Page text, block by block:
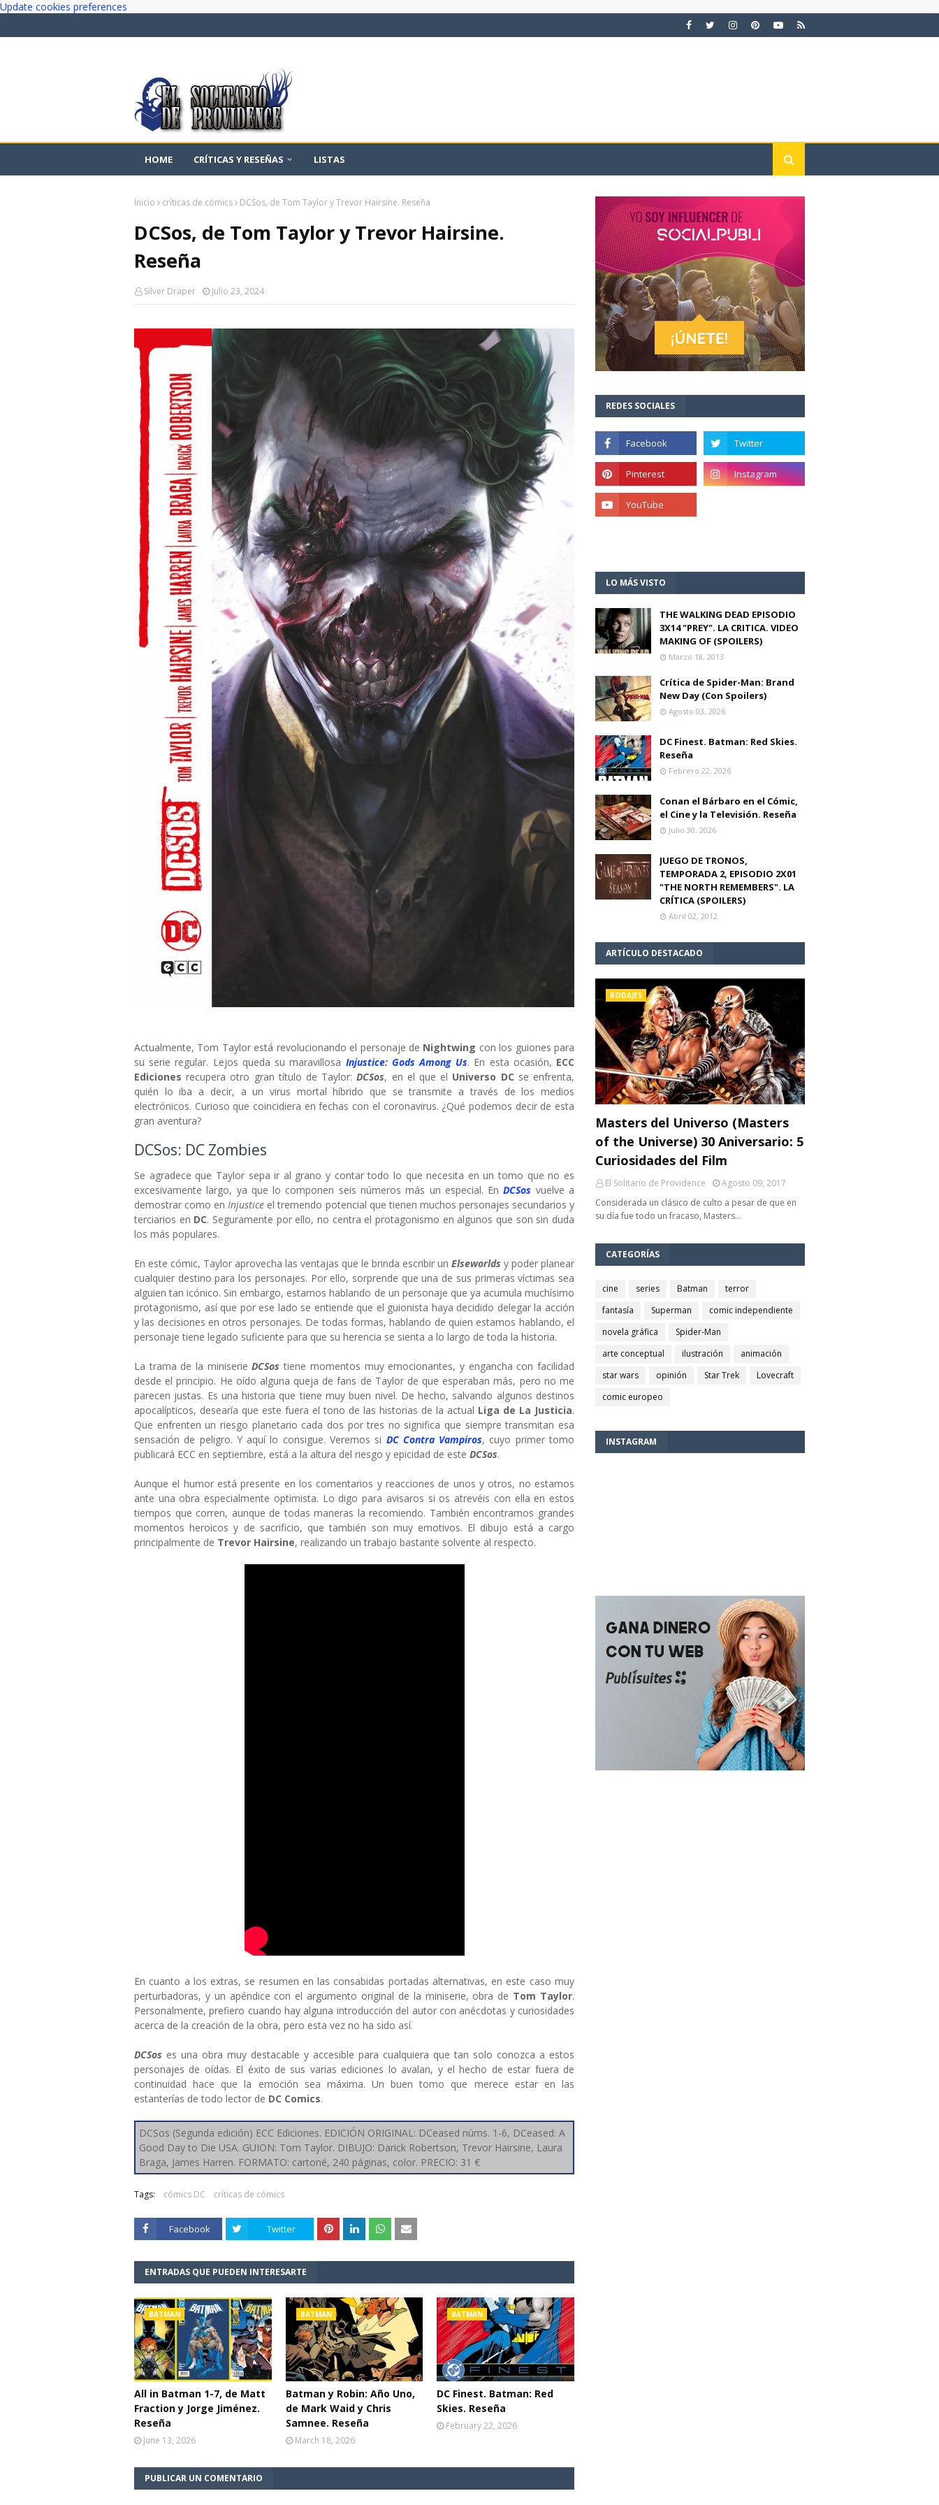
Update cookies preferences
HOME CRÍTICAS Y RESEÑAS LISTAS
Inicio críticas de cómics DCSos, de Tom Taylor y Trevor Hairsine. Reseña
DCSos, de Tom Taylor y Trevor Hairsine.
Reseña
Silver Draper Julio 23, 2024
Actualmente, Tom Taylor está revolucionando el personaje de Nightwing con los guiones para
su serie regular. Lejos queda su maravillosa Injustice: Gods Among Us. En esta ocasión, ECC
Ediciones recupera otro gran título de Taylor:DCSos, en el que el Universo DC se enfrenta,
quién lo iba a decir, a un virus mortal híbrido que se transmite a través de los medios
electrónicos. Curioso que coincidiera en fechas con el coronavirus. ¿Qué podemos decir de esta
gran aventura?
DCSos: DC Zombies
Se agradece que Taylor sepa ir al grano y contar todo lo que necesita en un tomo que no es
excesivamente largo, ya que lo componen seis números más un especial. EnDCSos vuelve a
demostrar como en Injustice el tremendo potencial que tienen muchos personajes secundarios y
terciarios en DC. Seguramente por ello, no centra el protagonismo en algunos que son sin duda
los más populares.
En este cómic, Taylor aprovecha las ventajas que le brinda escribir un Elseworlds y poder planear
cualquier destino para los personajes. Por ello, sorprende que una de sus primeras víctimas sea
alguien tan icónico. Sin embargo, estamos hablando de un personaje que ya acumula muchísimo
protagonismo, así que por ese lado se entiende que el guionista haya decidido delegar la acción
y las decisiones en otros personajes. De todas formas, hablando de quien estamos hablando, el
personaje tiene legado suficiente para que su herencia se sienta a lo largo de toda la historia.
La trama de la miniserieDCSostiene momentos muy emocionantes, y engancha con facilidad
desde el principio. He oído alguna queja de fans de Taylor de que esperaban más, pero no me
parecen justas. Es una historia que tiene muy buen nivel. De hecho, salvando algunos destinos
apocalípticos, desearía que este fuera el tono de las historias de la actual Liga de La Justicia.
Que enfrenten un riesgo planetario cada dos por tres no significa que siempre transmitan esa
sensación de peligro. Y aquí lo consigue. Veremos si DC Contra Vampiros, cuyo primer tomo
publicará ECC en septiembre, está a la altura del riesgo y epicidad de este DCSos.
Aunque el humor está presente en los comentarios y reacciones de unos y otros, no estamos
ante una obra especialmente optimista. Lo digo para avisaros si os atrevéis con ella en estos
tiempos que corren, aunque de todas maneras la recomiendo. También encontramos grandes
momentos heroicos y de sacrificio, que también son muy emotivos. El dibujo está a cargo
principalmente de Trevor Hairsine, realizando un trabajo bastante solvente al respecto.
En cuanto a los extras, se resumen en las consabidas portadas alternativas, en este caso muy
perturbadoras, y un apéndice con el argumento original de la miniserie, obra de Tom Taylor.
Personalmente, prefiero cuando hay alguna introducción del autor con anécdotas y curiosidades
acerca de la creación de la obra, pero esta vez no ha sido así.
DCSos es una obra muy destacable y accesible para cualquiera que tan solo conozca a estos
personajes de oídas. El éxito de sus varias ediciones lo avalan, y el hecho de estar fuera de
continuidad hace que la emoción sea máxima. Un buen tomo que merece estar en las
estanterías de todo lector de DC Comics.
DCSos (Segunda edición) ECC Ediciones. EDICIÓN ORIGINAL: DCeased núms. 1-6, DCeased: A
Good Day to Die USA. GUION: Tom Taylor. DIBUJO: Darick Robertson, Trevor Hairsine, Laura
Braga, James Harren. FORMATO: cartoné, 240 páginas, color. PRECIO: 31 €
Tags: cómics DC críticas de cómics
Facebook Twitter
ENTRADAS QUE PUEDEN INTERESARTE
BATMAN
All in Batman 1-7, de Matt
Fraction y Jorge Jiménez.
Reseña
June 13, 2026
BATMAN
Batman y Robin: Año Uno,
de Mark Waid y Chris
Samnee. Reseña
March 18, 2026
BATMAN
DC Finest. Batman: Red
Skies. Reseña
February 22, 2026
PUBLICAR UN COMENTARIO
REDES SOCIALES
LO MÁS VISTO
THE WALKING DEAD EPISODIO
3X14 "PREY". LA CRITICA. VIDEO
MAKING OF (SPOILERS)
Marzo 18, 2013
Crítica de Spider-Man: Brand
New Day (Con Spoilers)
Agosto 03, 2026
DC Finest. Batman: Red Skies.
Reseña
Febrero 22, 2026
Conan el Bárbaro en el Cómic,
el Cine y la Televisión. Reseña
Julio 30, 2026
JUEGO DE TRONOS,
TEMPORADA 2, EPISODIO 2X01
"THE NORTH REMEMBERS". LA
CRÍTICA (SPOILERS)
Abril 02, 2012
ARTÍCULO DESTACADO
RODAJES
Masters del Universo (Masters
of the Universe) 30 Aniversario: 5
Curiosidades del Film
El Solitario de Providence
Agosto 09, 2017
Considerada un clásico de culto a pesar de que en
su día fue todo un fracaso, Masters…
CATEGORÍAS
cine series Batman
terror
fantasía
Superman
comic independiente
novela gráfica
Spider-Man
arte conceptual
ilustración
animación
star wars
opinión Star Trek
Lovecraft
comic europeo
INSTAGRAM